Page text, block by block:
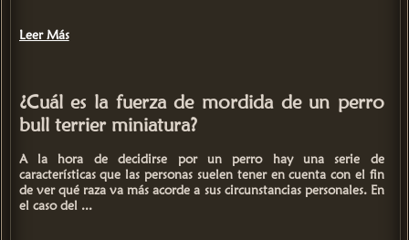
Leer Más
¿Cuál es la fuerza de mordida de un perro
bull terrier miniatura?
A la hora de decidirse por un perro hay una serie de
características que las personas suelen tener en cuenta con el fin
de ver qué raza va más acorde a sus circunstancias personales. En
el caso del ...